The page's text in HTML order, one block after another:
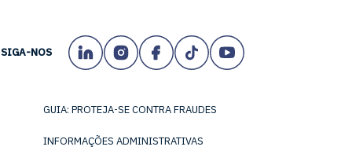
SIGA-NOS
GUIA: PROTEJA-SE CONTRA FRAUDES
INFORMAÇÕES ADMINISTRATIVAS